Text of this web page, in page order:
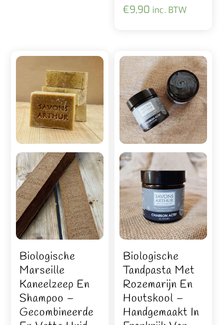
€9,90 inc. BTW
Biologische
Marseille
Kaneelzeep En
Shampoo –
Gecombineerde
Biologische
Tandpasta Met
Rozemarijn En
Houtskool –
Handgemaakt In